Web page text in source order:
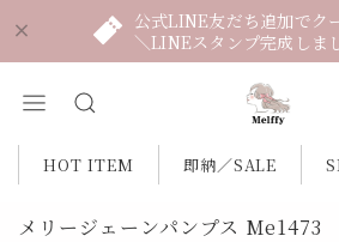
公式LINE友だち追加でク
＼LINEスタンプ完成しま
HOT ITEM 即納／SALE
メリージェーンパンプス Me1473